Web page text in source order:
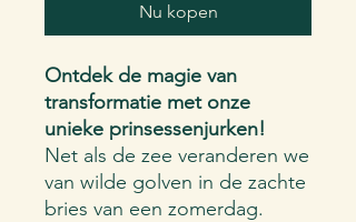
Nu kopen
Ontdek de magie van
transformatie met onze
unieke prinsessenjurken!
Net als de zee veranderen we
van wilde golven in de zachte
bries van een zomerdag.